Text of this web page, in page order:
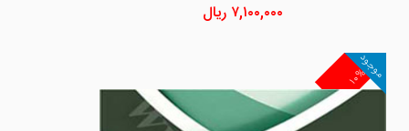
۷,۱۰۰,۰۰۰ ریال
۱۰%
موجود